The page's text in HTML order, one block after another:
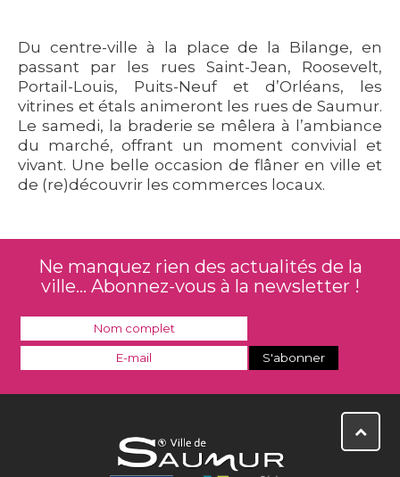
Du centre-ville à la place de la Bilange, en
passant par les rues Saint-Jean, Roosevelt,
Portail-Louis, Puits-Neuf et d’Orléans, les
vitrines et étals animeront les rues de Saumur.
Le samedi, la braderie se mêlera à l’ambiance
du marché, offrant un moment convivial et
vivant. Une belle occasion de flâner en ville et
de (re)découvrir les commerces locaux.
Ne manquez rien des actualités de la
ville... Abonnez-vous à la newsletter !